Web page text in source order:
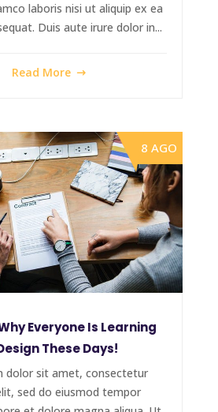
laboris nisi ut aliquip ex ea
Duis aute irure dolor in...
Read More
Everyone Is Learning
These Days!
8 AGO
dolor sit amet, consectetur
sed do eiusmod tempor